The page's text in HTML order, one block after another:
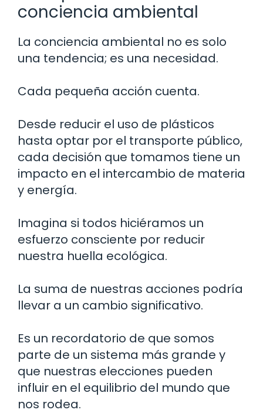
conciencia ambiental
La conciencia ambiental no es solo
una tendencia; es una necesidad.
Cada pequeña acción cuenta.
Desde reducir el uso de plásticos
hasta optar por el transporte público,
cada decisión que tomamos tiene un
impacto en el intercambio de materia
y energía.
Imagina si todos hiciéramos un
esfuerzo consciente por reducir
nuestra huella ecológica.
La suma de nuestras acciones podría
llevar a un cambio significativo.
Es un recordatorio de que somos
parte de un sistema más grande y
que nuestras elecciones pueden
influir en el equilibrio del mundo que
nos rodea.